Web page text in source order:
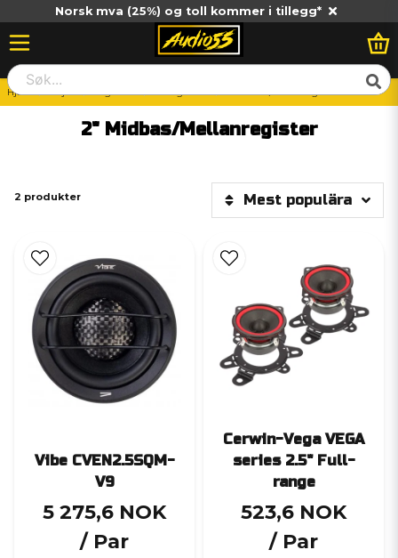
Norsk mva (25%) og toll kommer i tillegg*
Hjem Billjud Högtalare 2" högtalare 2" Midbas/Mellanregister
2" Midbas/Mellanregister
2 produkter Mest populära
Vibe CVEN2.5SQM-
V9
5 275,6 NOK
/ Par
Cerwin-Vega VEGA
series 2.5" Full-
range
523,6 NOK
/ Par